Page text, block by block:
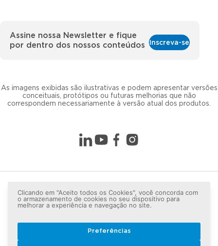
As imagens exibidas são ilustrativas e podem apresentar versões
conceituais, protótipos ou futuras melhorias que não
correspondem necessariamente à versão atual dos produtos.
Assine nossa Newsletter e fique
por dentro dos nossos conteúdos
Inscreva-se
Clicando em "Aceito todos os Cookies", você concorda com
o armazenamento de cookies no seu dispositivo para
melhorar a experiência e navegação no site.
Preferências